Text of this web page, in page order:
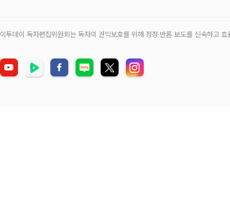
이투데이 독자편집위원회는 독자의 권익보호를 위해 정정‧반론 보도를 신속하고